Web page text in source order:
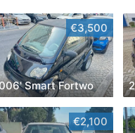
€3,500
Smart Fortwo
€2,100